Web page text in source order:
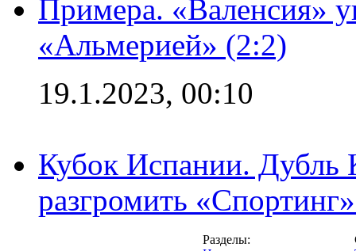
Примера. «Валенсия»
«Альмерией» (2:2)
19.1.2023, 00:10
Кубок Испании. Дубль
разгромить
Разделы: